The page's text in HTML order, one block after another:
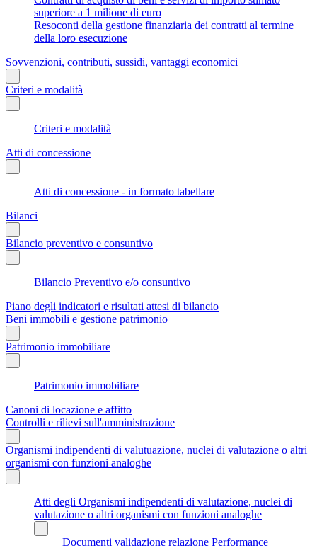
superiore a 1 milione di euro
Resoconti della gestione finanziaria dei contratti al termine
della loro esecuzione
Sovvenzioni, contributi, sussidi, vantaggi economici
Criteri e modalità
Criteri e modalità
Atti di concessione
Atti di concessione - in formato tabellare
Bilanci
Bilancio preventivo e consuntivo
Bilancio Preventivo e/o consuntivo
Piano degli indicatori e risultati attesi di bilancio
Beni immobili e gestione patrimonio
Patrimonio immobiliare
Patrimonio immobiliare
Canoni di locazione e affitto
Controlli e rilievi sull'amministrazione
Organismi indipendenti di valutuazione, nuclei di valutazione o altri
organismi con funzioni analoghe
Atti degli Organismi indipendenti di valutazione, nuclei di
valutazione o altri organismi con funzioni analoghe
Documenti validazione relazione Performance